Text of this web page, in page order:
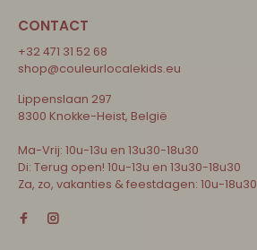
CONTACT
+32 471 31 52 68
shop@couleurlocalekids.eu
Lippenslaan 297
8300 Knokke-Heist, België
Ma-Vrij: 10u-13u en 13u30-18u30
Di: Terug open! 10u-13u en 13u30-18u30
Za, zo, vakanties & feestdagen: 10u-18u30